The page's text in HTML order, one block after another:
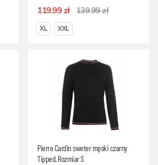
119.99 zł 139.99 zł
XL XXL
Pierre Cardin sweter męski czarny
Tipped, Rozmiar S